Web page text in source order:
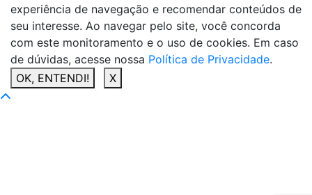
experiência de navegação e recomendar conteúdos de
seu interesse. Ao navegar pelo site, você concorda
com este monitoramento e o uso de cookies. Em caso
de dúvidas, acesse nossa Política de Privacidade.
OK, ENTENDI!
X